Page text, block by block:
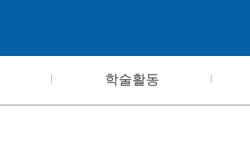
학술활동